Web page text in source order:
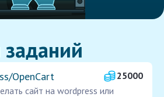
OpenCart
25000
сайт на wordpress или